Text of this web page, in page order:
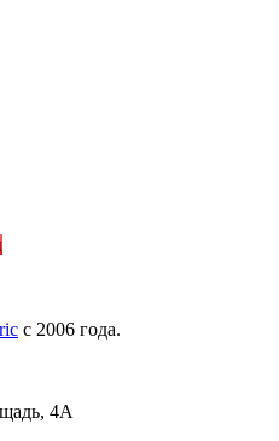
c 2006 года.
4А